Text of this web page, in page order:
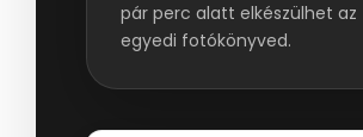
pár perc alatt elkészülhet az
egyedi fotókönyved.